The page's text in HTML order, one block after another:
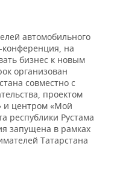
автомобильного
конференция, на
бизнес к новым
организован
совместно с
проектом
и центром «Мой
республики Рустама
запущена в рамках
Татарстана